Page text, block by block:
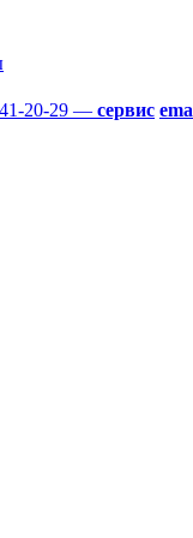
20-29 — сервис